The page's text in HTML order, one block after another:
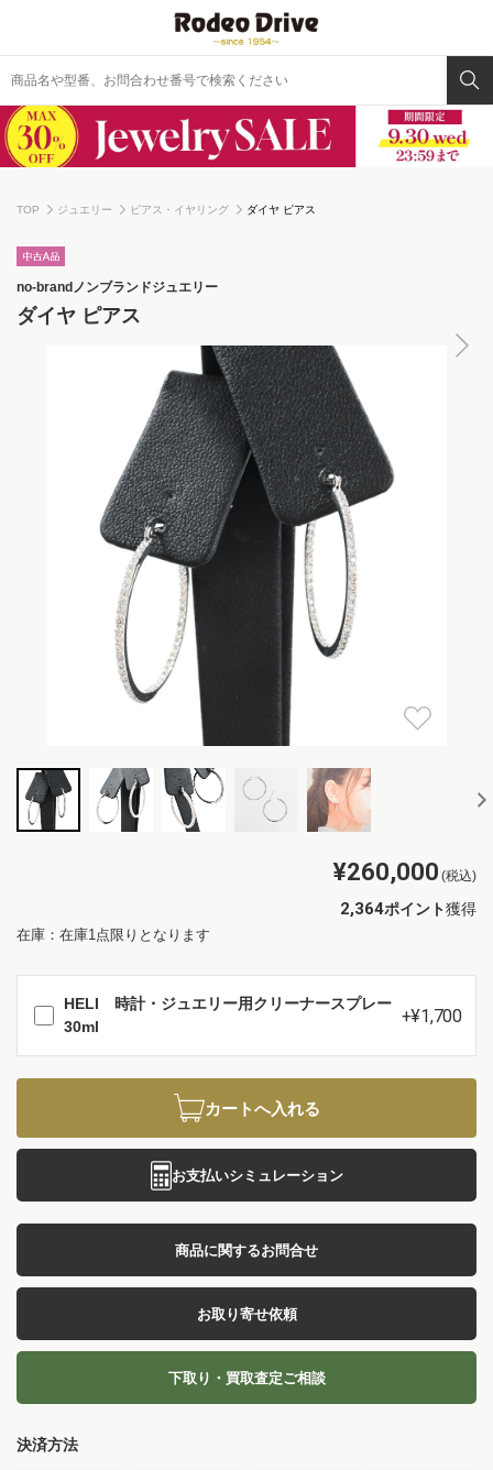
TOP ジュエリー ピアス・イヤリング ダイヤ ピアス
no-brand ノンブランドジュエリー
ダイヤ ピアス
¥260,000 (税込)
2,364ポイント獲得
在庫：在庫1点限りとなります
HELI 時計・ジュエリー用クリーナースプレー
30ml
+¥1,700
カートへ入れる
お支払いシミュレーション
商品に関するお問合せ
お取り寄せ依頼
下取り・買取査定ご相談
決済方法